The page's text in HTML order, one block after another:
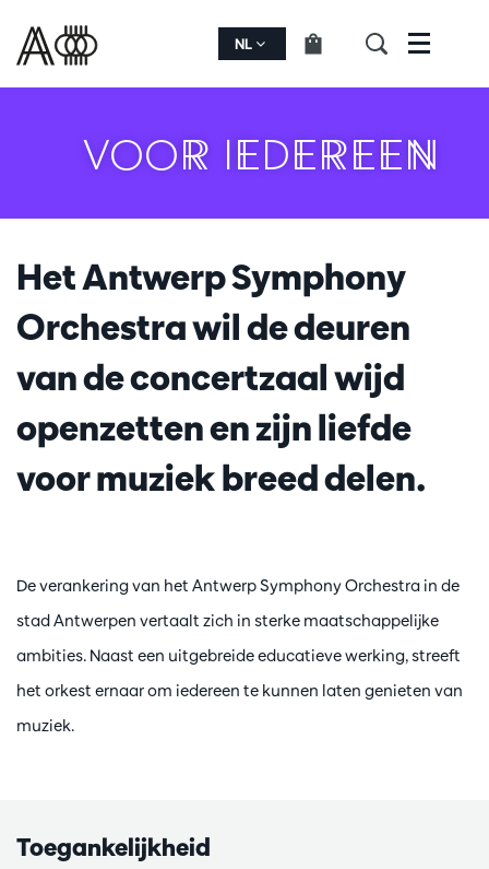
NL Menu
VOOR IEDEREEN
Het Antwerp Symphony
Orchestra wil de deuren
van de concertzaal wijd
openzetten en zijn liefde
voor muziek breed delen.
De verankering van het Antwerp Symphony Orchestra in de
stad Antwerpen vertaalt zich in sterke maatschappelijke
ambities. Naast een uitgebreide educatieve werking, streeft
het orkest ernaar om iedereen te kunnen laten genieten van
muziek.
Toegankelijkheid